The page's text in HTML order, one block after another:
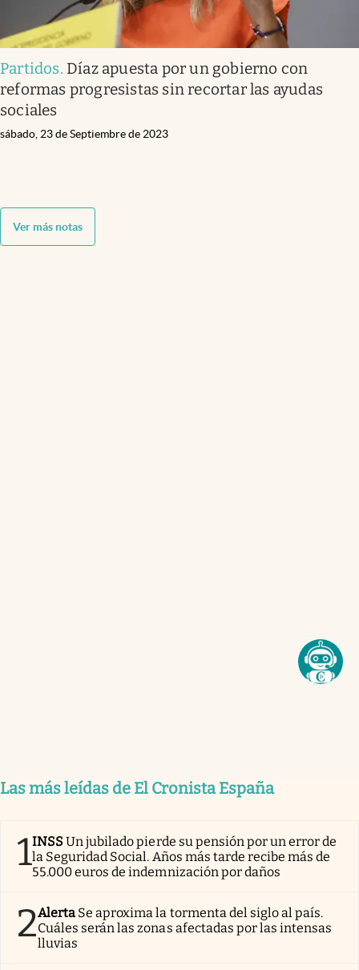
Partidos. Díaz apuesta por un gobierno con
reformas progresistas sin recortar las ayudas
sociales
sábado, 23 de Septiembre de 2023
Ver más notas
Las más leídas de El Cronista España
1INSSUn jubilado pierde su pensión por un error de
la Seguridad Social. Años más tarde recibe más de
55.000 euros de indemnización por daños
2Alerta Se aproxima la tormenta del siglo al país.
Cuáles serán las zonas afectadas por las intensas
lluvias